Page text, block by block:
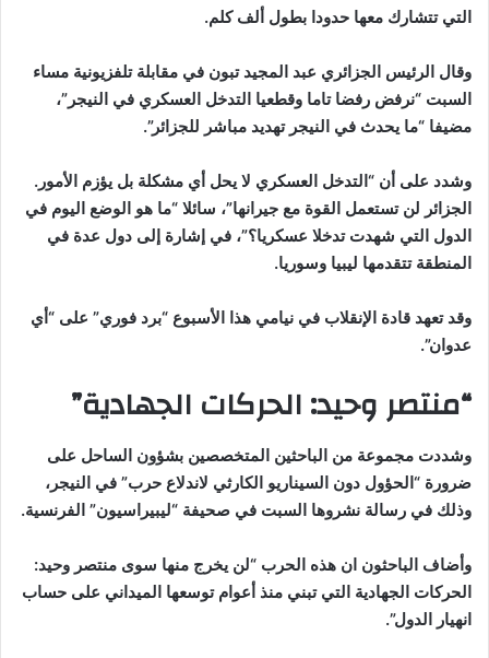
التي تتشارك معها حدودا بطول ألف كلم.
وقال الرئيس الجزائري عبد المجيد تبون في مقابلة تلفزيونية مساء
السبت “نرفض رفضا تاما وقطعيا التدخل العسكري في النيجر”،
مضيفا “ما يحدث في النيجر تهديد مباشر للجزائر”.
وشدد على أن “التدخل العسكري لا يحل أي مشكلة بل يؤزم الأمور.
الجزائر لن تستعمل القوة مع جيرانها”، سائلا “ما هو الوضع اليوم في
الدول التي شهدت تدخلا عسكريا؟”، في إشارة إلى دول عدة في
المنطقة تتقدمها ليبيا وسوريا.
وقد تعهد قادة الإنقلاب في نيامي هذا الأسبوع “برد فوري” على “أي
عدوان”.
“منتصر وحيد: الحركات الجهادية”
وشددت مجموعة من الباحثين المتخصصين بشؤون الساحل على
ضرورة “الحؤول دون السيناريو الكارثي لاندلاع حرب” في النيجر،
وذلك في رسالة نشروها السبت في صحيفة “ليبيراسيون” الفرنسية.
وأضاف الباحثون ان هذه الحرب “لن يخرج منها سوى منتصر وحيد:
الحركات الجهادية التي تبني منذ أعوام توسعها الميداني على حساب
انهيار الدول”.